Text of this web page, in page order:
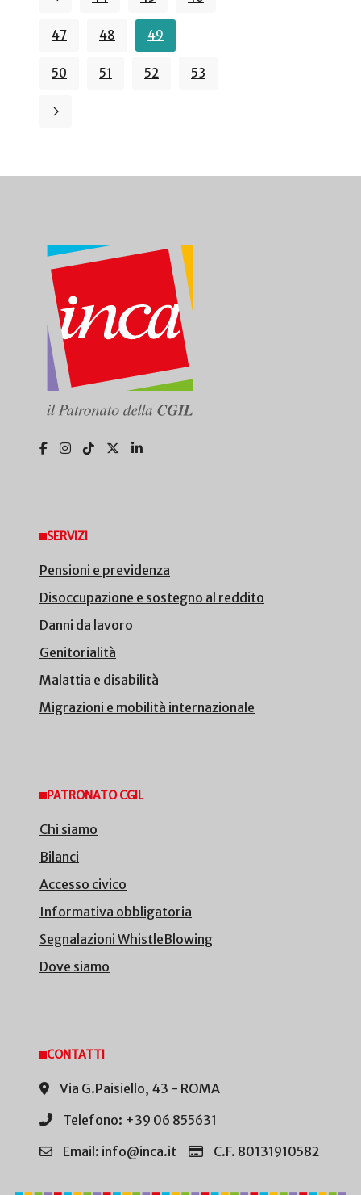
47 48 49
50 51 52 53
SERVIZI
Pensioni e previdenza
Disoccupazione e sostegno al reddito
Danni da lavoro
Genitorialità
Malattia e disabilità
Migrazioni e mobilità internazionale
PATRONATO CGIL
Chi siamo
Bilanci
Accesso civico
Informativa obbligatoria
Segnalazioni WhistleBlowing
Dove siamo
CONTATTI
Via G.Paisiello, 43 - ROMA
Telefono: +39 06 855631
Email: info@inca.it
C.F. 80131910582